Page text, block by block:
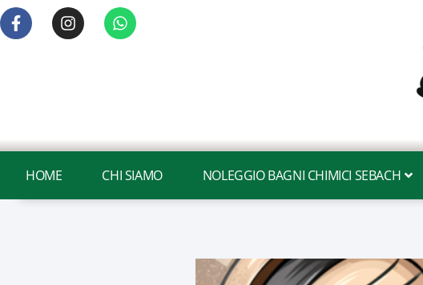
HOME CHI SIAMO NOLEGGIO BAGNI CHIMICI SEBACH